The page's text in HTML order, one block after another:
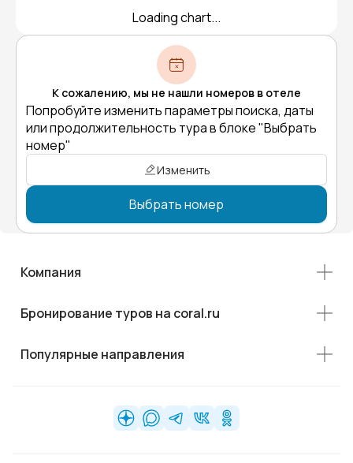
Loading chart...
К сожалению, мы не нашли номеров в отеле
Попробуйте изменить параметры поиска, даты
или продолжительность тура в блоке "Выбрать
номер"
Изменить
Выбрать номер
Компания
Бронирование туров на coral.ru
Популярные направления